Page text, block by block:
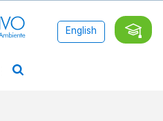
English